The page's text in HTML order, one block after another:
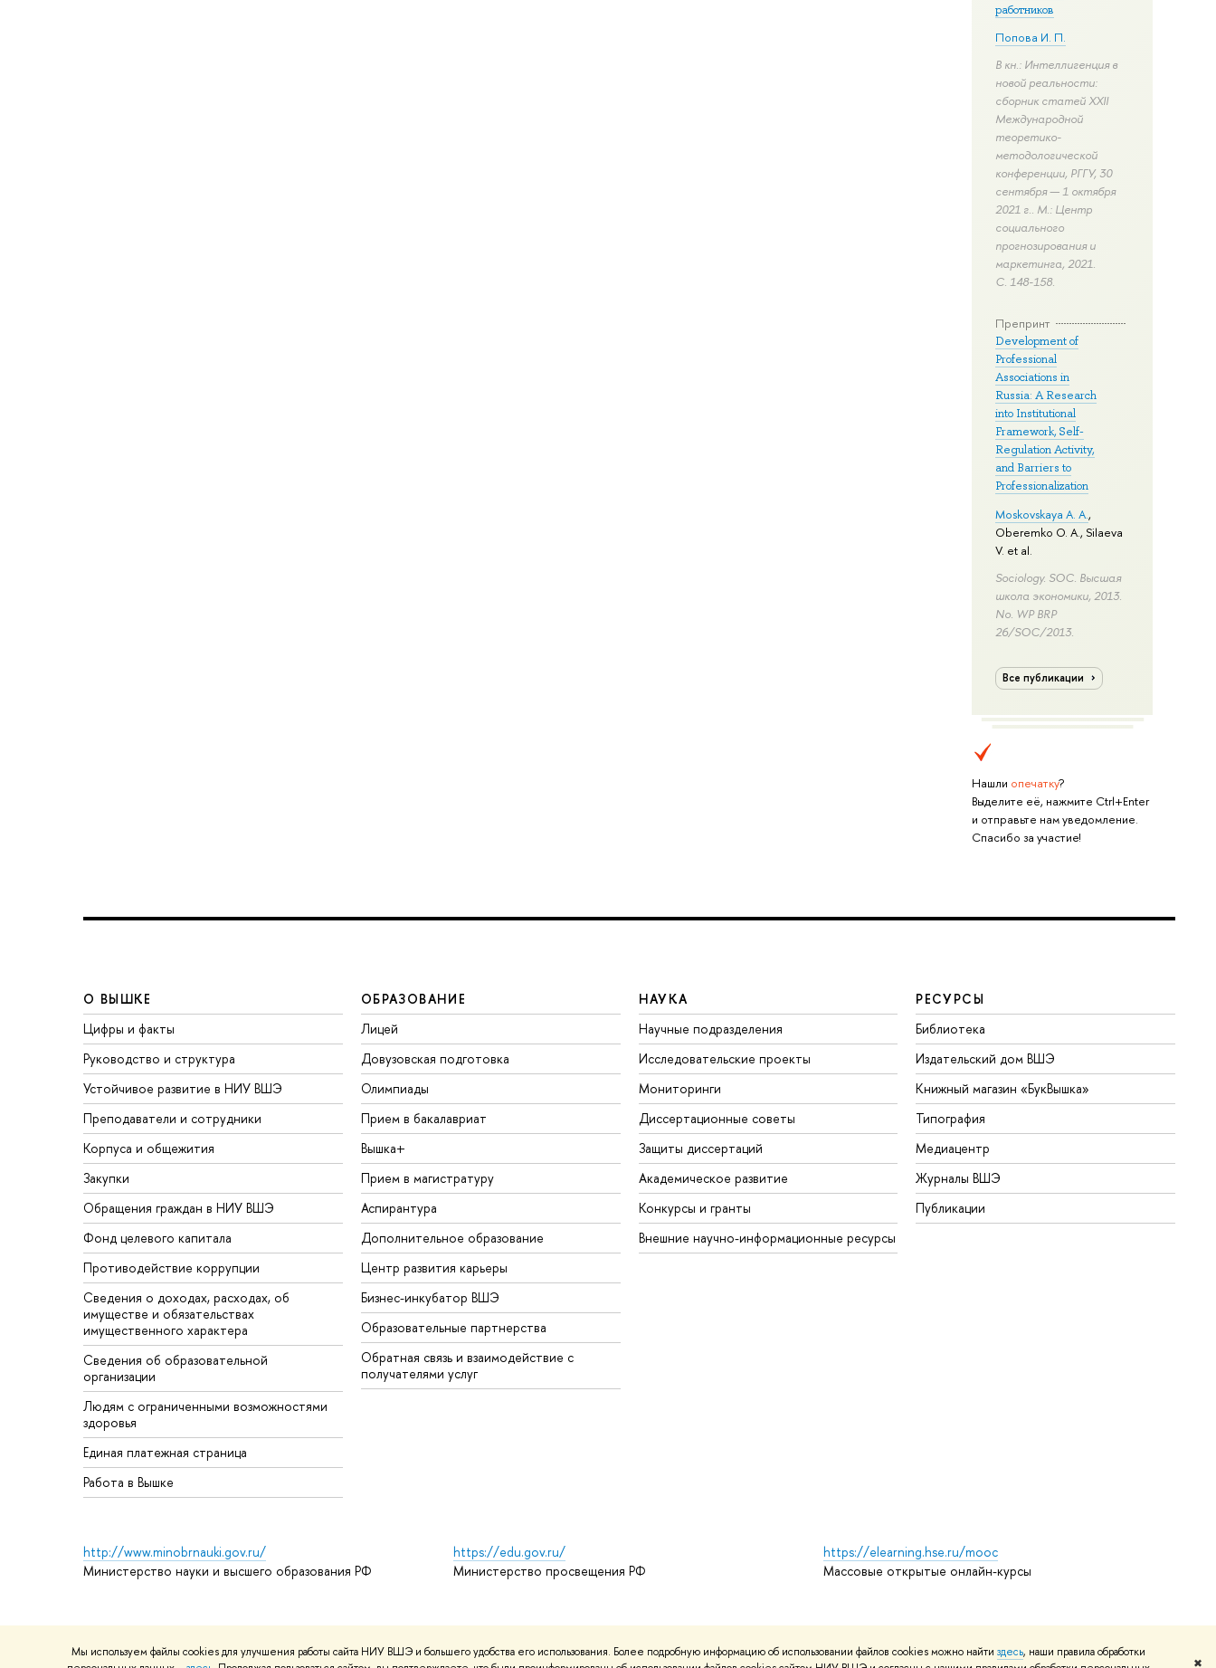
Мы используем файлы cookies для улучшения работы сайта НИУ ВШЭ и большего удобства его использования. Более подробную информацию об использовании файлов cookies можно найти здесь, наши правила обработки
✖
работников
Попова И. П.
В кн.: Интеллигенция в
новой реальности:
сборник статей XXII
Международной
теоретико-
методологической
конференции, РГГУ, 30
сентября — 1 октября
2021 г.. М.: Центр
социального
прогнозирования и
маркетинга, 2021.
С. 148-158.
Препринт
Development of
Professional
Associations in
Russia: A Research
into Institutional
Framework, Self-
Regulation Activity,
and Barriers to
Professionalization
Moskovskaya A. A.,
Oberemko O. A., Silaeva
V. et al.
Sociology. SOC. Высшая
школа экономики, 2013.
No. WP BRP
26/SOC/2013.
Все публикации
Нашли опечатку?
Выделите её, нажмите Ctrl+Enter
и отправьте нам уведомление.
Спасибо за участие!
О ВЫШКЕ
Цифры и факты
Руководство и структура
Устойчивое развитие в НИУ ВШЭ
Преподаватели и сотрудники
Корпуса и общежития
Закупки
Обращения граждан в НИУ ВШЭ
Фонд целевого капитала
Противодействие коррупции
Сведения о доходах, расходах, об
имуществе и обязательствах
имущественного характера
Сведения об образовательной
организации
Людям с ограниченными возможностями
здоровья
Единая платежная страница
Работа в Вышке
ОБРАЗОВАНИЕ
Лицей
Довузовская подготовка
Олимпиады
Прием в бакалавриат
Вышка+
Прием в магистратуру
Аспирантура
Дополнительное образование
Центр развития карьеры
Бизнес-инкубатор ВШЭ
Образовательные партнерства
Обратная связь и взаимодействие с
получателями услуг
НАУКА
Научные подразделения
Исследовательские проекты
Мониторинги
Диссертационные советы
Защиты диссертаций
Академическое развитие
Конкурсы и гранты
Внешние научно-информационные ресурсы
РЕСУРСЫ
Библиотека
Издательский дом ВШЭ
Книжный магазин «БукВышка»
Типография
Медиацентр
Журналы ВШЭ
Публикации
http://www.minobrnauki.gov.ru/
Министерство науки и высшего образования РФ
https://edu.gov.ru/
Министерство просвещения РФ
https://elearning.hse.ru/mooc
Массовые открытые онлайн-курсы
Шрифты HSE Sans и HSE Slab разработаны вШколе дизайна НИУ ВШЭ